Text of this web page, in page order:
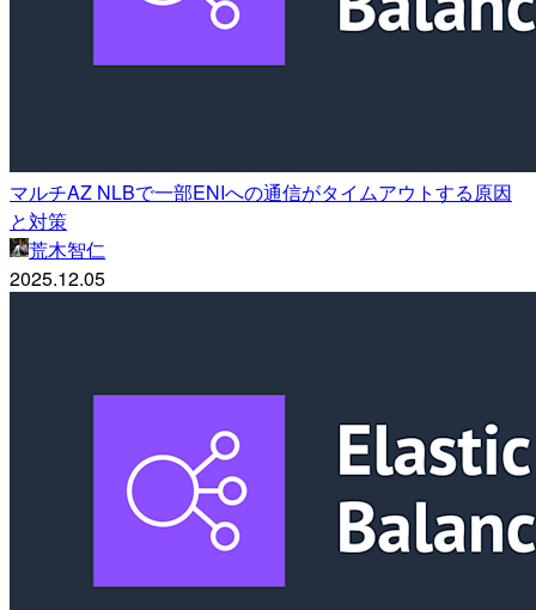
マルチAZ NLBで一部ENIへの通信がタイムアウトする原因
と対策
荒木智仁
2025.12.05